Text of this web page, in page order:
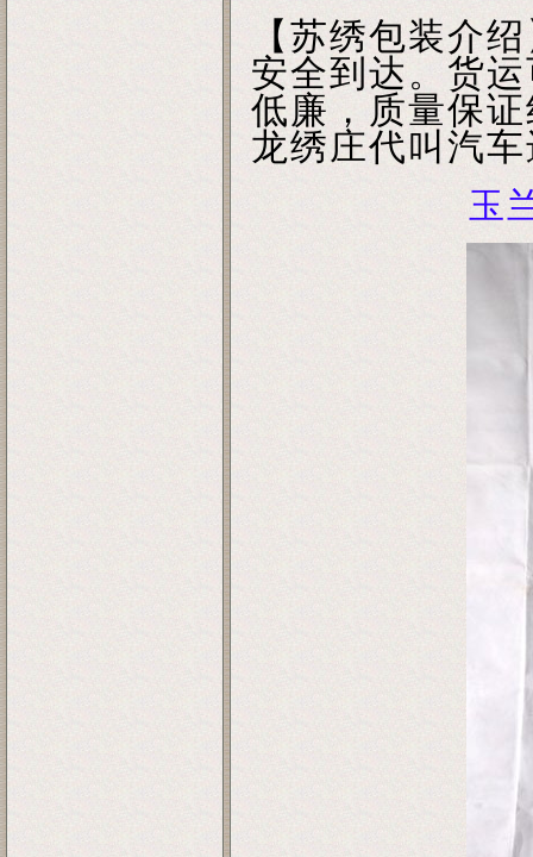
【苏绣包装介
安全到达。货
低廉，质量保
龙绣庄代叫汽
玉